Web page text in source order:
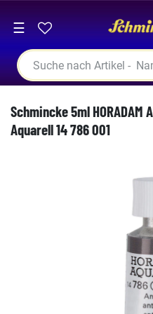
☰
Schmincke 5ml HORADAM
Aquarell 14 786 001